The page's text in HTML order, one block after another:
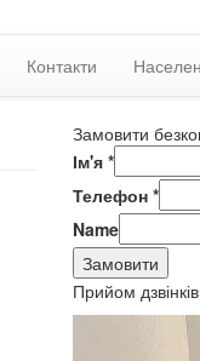
Контакти
Замовити
Ім'я *
Телефон *
Name
Замовити
Прийом дзвінків